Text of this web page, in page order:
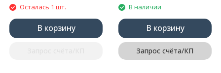
Осталась 1 шт.
В корзину
В наличии
В корзину
Запрос счёта/КП